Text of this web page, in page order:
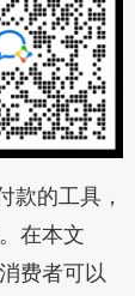
款的工具，
在本文
费者可以